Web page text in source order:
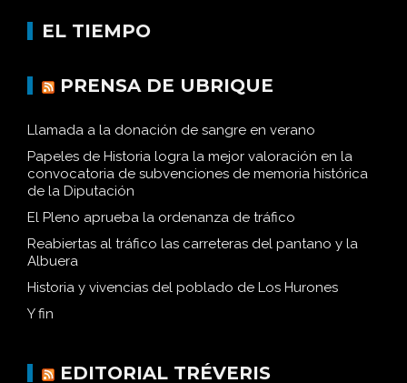
Llamada a la donación de sangre en verano
Papeles de Historia logra la mejor valoración en la
convocatoria de subvenciones de memoria histórica
de la Diputación
El Pleno aprueba la ordenanza de tráfico
Reabiertas al tráfico las carreteras del pantano y la
Albuera
Historia y vivencias del poblado de Los Hurones